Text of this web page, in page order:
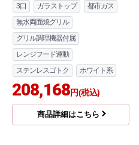
商品コード：
RHS31W39M14RSTW-13A-KJ
DELICIA(デリシア) 3V
乾電池タイプ ビルトイ
ンコンロ RHS31W39M
14RSTW-13A 工事費込
ガラストップ
都市ガス
無水両面焼グリル